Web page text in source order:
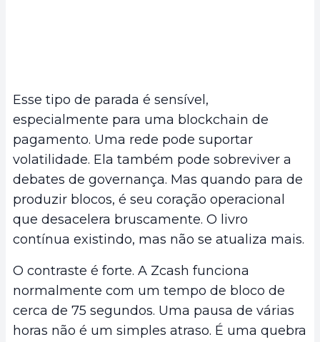
Esse tipo de parada é sensível,
especialmente para uma blockchain de
pagamento. Uma rede pode suportar
volatilidade. Ela também pode sobreviver a
debates de governança. Mas quando para de
produzir blocos, é seu coração operacional
que desacelera bruscamente. O livro
contínua existindo, mas não se atualiza mais.
O contraste é forte. A Zcash funciona
normalmente com um tempo de bloco de
cerca de 75 segundos. Uma pausa de várias
horas não é um simples atraso. É uma quebra